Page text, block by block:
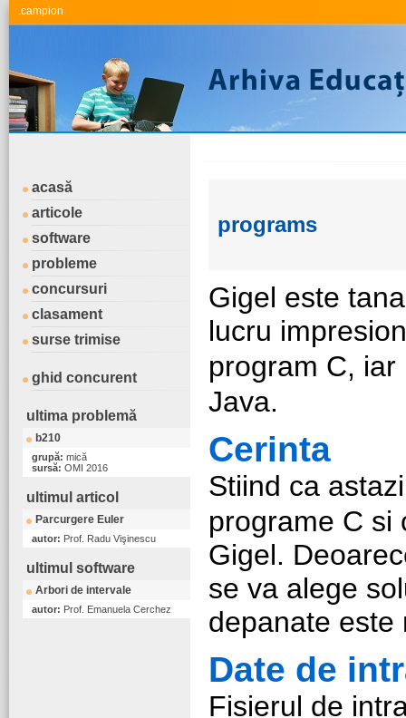
.campion
acasă
articole
software
probleme
concursuri
clasament
surse trimise
ghid concurent
ultima problemă
b210
grupă: mică
sursă: OMI 2016
ultimul articol
Parcurgere Euler
autor: Prof. Radu Vişinescu
ultimul software
Arbori de intervale
autor: Prof. Emanuela Cerchez
programs
Gigel este
lucru
program C,
Java.
Cerinta
Stiind ca
programe C si
Gigel.
se va alege
depanate este
Date de
Fisierul de